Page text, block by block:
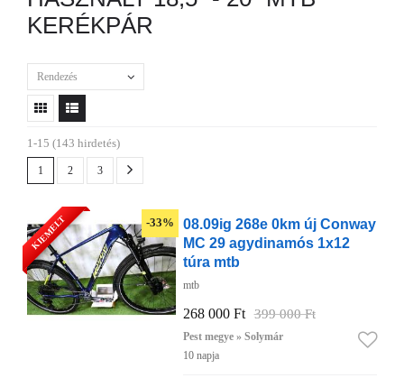
KERÉKPÁR
Rendezés
1-15 (143 hirdetés)
1 2 3
KIEMELT -33%
08.09ig 268e 0km új Conway
MC 29 agydinamós 1x12
túra mtb
mtb
268 000 Ft 399 000 Ft
Pest megye » Solymár
10 napja